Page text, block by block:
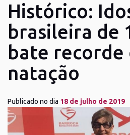
Histórico:
brasileira de
bate recorde
natação
Publicado no dia 18 de julho de 2019